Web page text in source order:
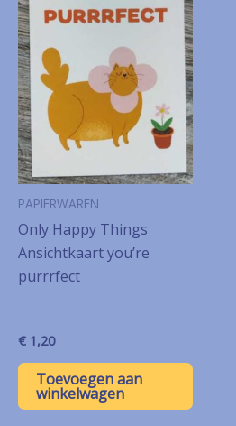
PAPIERWAREN
Only Happy Things
Ansichtkaart you’re
purrrfect
€ 1,20
Toevoegen aan
winkelwagen